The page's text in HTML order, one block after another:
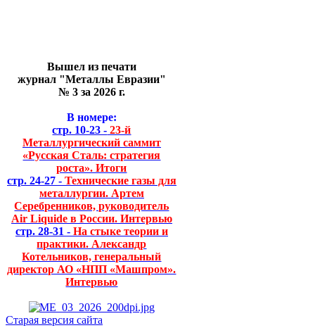
Вышел из печати
журнал "Металлы Евразии"
№ 3 за 2026 г.
В номере:
стр. 10-23 - 23-й
Металлургический саммит
«Русская Сталь: стратегия
роста». Итоги
стр. 24-27 - Технические газы для
металлургии. Артем
Серебренников, руководитель
Air Liquide в России. Интервью
стр. 28-31 - На стыке теории и
практики. Александр
Котельников, генеральный
директор АО «НПП «Машпром».
Интервью
Старая версия сайта